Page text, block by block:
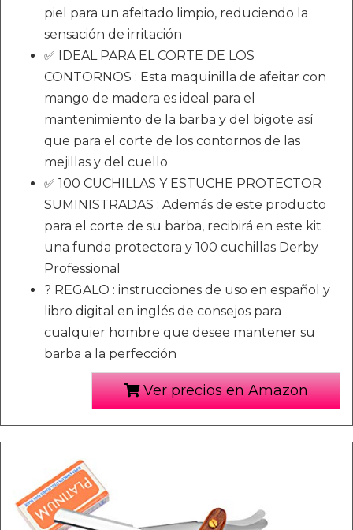
piel para un afeitado limpio, reduciendo la
sensación de irritación
✅ IDEAL PARA EL CORTE DE LOS
CONTORNOS : Esta maquinilla de afeitar con
mango de madera es ideal para el
mantenimiento de la barba y del bigote así
que para el corte de los contornos de las
mejillas y del cuello
✅ 100 CUCHILLAS Y ESTUCHE PROTECTOR
SUMINISTRADAS : Además de este producto
para el corte de su barba, recibirá en este kit
una funda protectora y 100 cuchillas Derby
Professional
? REGALO : instrucciones de uso en español y
libro digital en inglés de consejos para
cualquier hombre que desee mantener su
barba a la perfección
Ver precios en Amazon